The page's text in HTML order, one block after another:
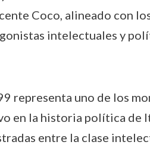
Coco, alineado con
intelectuales y
representa uno de los
en la historia política de
entre la clase